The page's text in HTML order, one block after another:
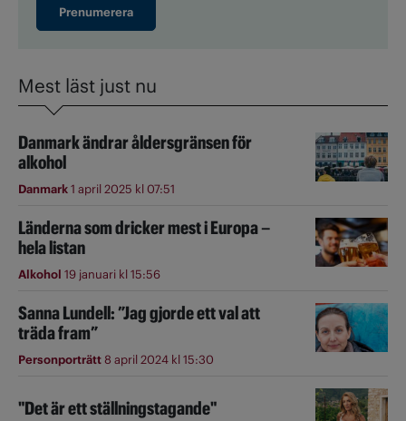
Prenumerera
Mest läst just nu
Danmark ändrar åldersgränsen för
alkohol
Danmark1 april 2025 kl 07:51
Länderna som dricker mest i Europa –
hela listan
Alkohol 19 januari kl 15:56
Sanna Lundell: ”Jag gjorde ett val att
träda fram”
Personporträtt8 april 2024 kl 15:30
"Det är ett ställningstagande"